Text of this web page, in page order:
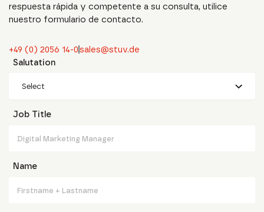
respuesta rápida y competente a su consulta, utilice
nuestro formulario de contacto.
+49 (0) 2056 14-0sales@stuv.de
Salutation
Select
Job Title
Name